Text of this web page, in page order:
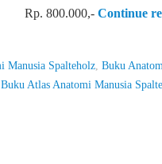
Rp. 800.000,- Continue
Manusia Spalteholz Buku
Atlas Anatomi Manusia